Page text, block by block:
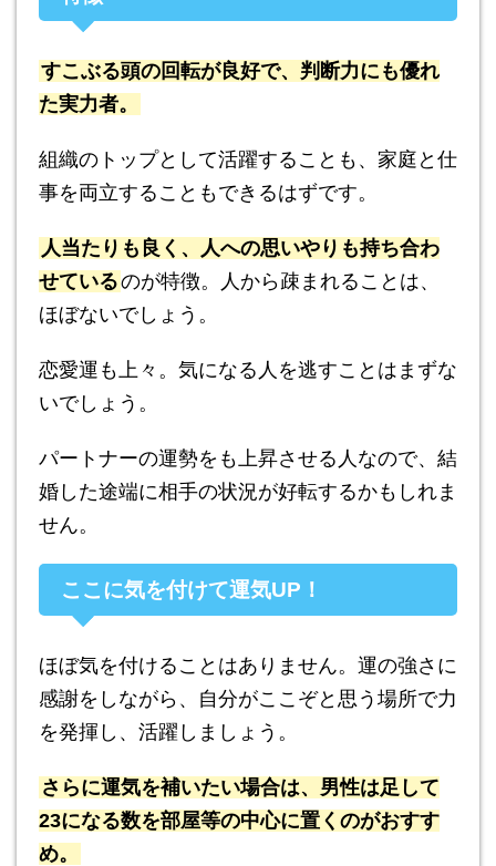
すこぶる頭の回転が良好で、判断力にも優れ
た実力者。
組織のトップとして活躍することも、家庭と仕
事を両立することもできるはずです。
人当たりも良く、人への思いやりも持ち合わ
せているのが特徴。人から疎まれることは、
ほぼないでしょう。
恋愛運も上々。気になる人を逃すことはまずな
いでしょう。
パートナーの運勢をも上昇させる人なので、結
婚した途端に相手の状況が好転するかもしれま
せん。
ここに気を付けて運気UP！
ほぼ気を付けることはありません。運の強さに
感謝をしながら、自分がここぞと思う場所で力
を発揮し、活躍しましょう。
さらに運気を補いたい場合は、男性は足して
23になる数を部屋等の中心に置くのがおすす
め。